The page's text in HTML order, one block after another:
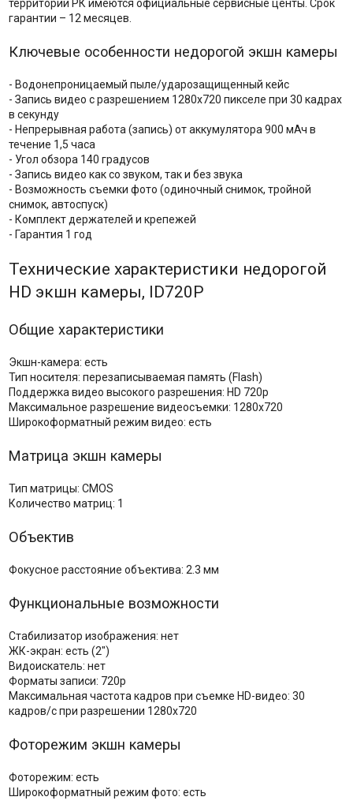
территории РК имеются официальные сервисные центы. Срок
гарантии – 12 месяцев.
Ключевые особенности недорогой экшн камеры
- Водонепроницаемый пыле/ударозащищенный кейс
- Запись видео с разрешением 1280х720 пикселе при 30 кадрах
в секунду
- Непрерывная работа (запись) от аккумулятора 900 мАч в
течение 1,5 часа
- Угол обзора 140 градусов
- Запись видео как со звуком, так и без звука
- Возможность съемки фото (одиночный снимок, тройной
снимок, автоспуск)
- Комплект держателей и крепежей
- Гарантия 1 год
Технические характеристики недорогой
HD экшн камеры, ID720P
Общие характеристики
Экшн-камера: есть
Тип носителя: перезаписываемая память (Flash)
Поддержка видео высокого разрешения: HD 720p
Максимальное разрешение видеосъемки: 1280x720
Широкоформатный режим видео: есть
Матрица экшн камеры
Тип матрицы: CMOS
Количество матриц: 1
Объектив
Фокусное расстояние объектива: 2.3 мм
Функциональные возможности
Стабилизатор изображения: нет
ЖК-экран: есть (2")
Видоискатель: нет
Форматы записи: 720p
Максимальная частота кадров при съемке HD-видео: 30
кадров/с при разрешении 1280x720
Фоторежим экшн камеры
Фоторежим: есть
Широкоформатный режим фото: есть